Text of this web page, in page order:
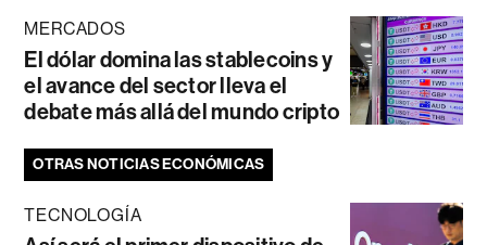
MERCADOS
El dólar domina las stablecoins y
el avance del sector lleva el
debate más allá del mundo cripto
OTRAS NOTICIAS ECONÓMICAS
TECNOLOGÍA